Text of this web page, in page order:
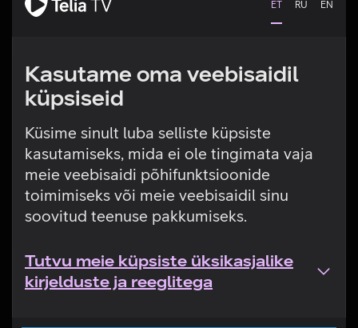
ET RU EN
Kasutame oma veebisaidil
küpsiseid
Küsime sinult luba selliste küpsiste
kasutamiseks, mida ei ole tingimata vaja
meie veebisaidi põhifunktsioonide
toimimiseks või meie veebisaidil sinu
soovitud teenuse pakkumiseks.
Tutvu meie küpsiste üksikasjalike
kirjelduste ja reeglitega
Tehniline viga